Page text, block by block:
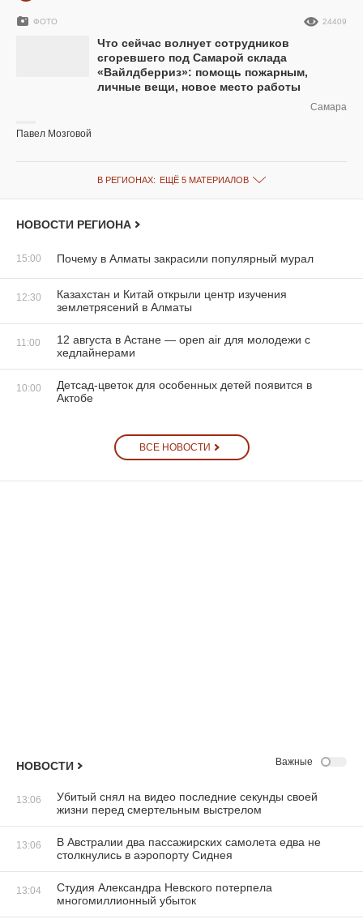
Что сейчас волнует сотрудников
сгоревшего под Самарой склада
«Вайлдберриз»: помощь пожарным,
личные вещи, новое место работы
ФОТО 24409
Самара
Павел Мозговой
В РЕГИОНАХ: ЕЩЁ 5 МАТЕРИАЛОВ
НОВОСТИ РЕГИОНА
15:00 Почему в Алматы закрасили популярный мурал
12:30
Казахстан и Китай открыли центр изучения
землетрясений в Алматы
11:00
12 августа в Астане — open air для молодежи с
хедлайнерами
10:00
Детсад-цветок для особенных детей появится в
Актобе
ВСЕ НОВОСТИ
НОВОСТИ Важные
13:06
Убитый снял на видео последние секунды своей
жизни перед смертельным выстрелом
13:06
В Австралии два пассажирских самолета едва не
столкнулись в аэропорту Сиднея
13:04
Студия Александра Невского потерпела
многомиллионный убыток